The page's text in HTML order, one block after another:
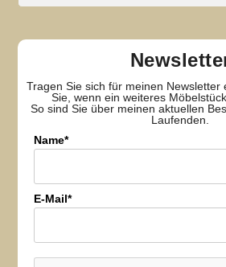
Tragen Sie sich für meinen Newsletter
Sie, wenn ein weiteres
So sind Sie über meinen aktuellen
Laufenden.
Name*
E-Mail*